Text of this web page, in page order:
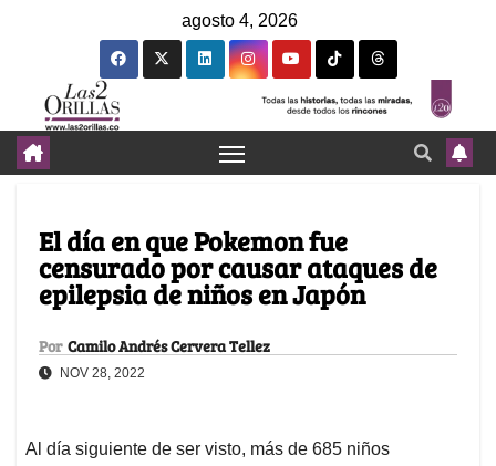
agosto 4, 2026
El día en que Pokemon fue
censurado por causar ataques de
epilepsia de niños en Japón
Por Camilo Andrés Cervera Tellez
NOV 28, 2022
Al día siguiente de ser visto, más de 685 niños